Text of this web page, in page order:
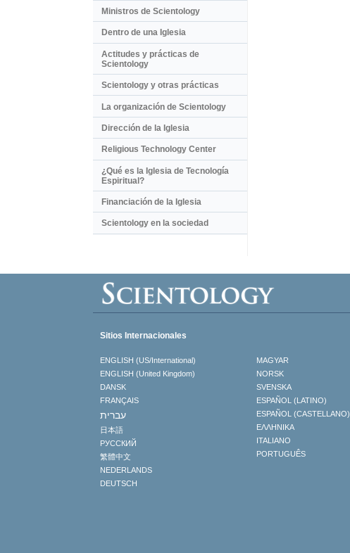
Ministros de Scientology
Dentro de una Iglesia
Actitudes y prácticas de
Scientology
Scientology y otras prácticas
La organización de Scientology
Dirección de la Iglesia
Religious Technology Center
¿Qué es la Iglesia de Tecnología
Espiritual?
Financiación de la Iglesia
Scientology en la sociedad
Sitios Internacionales
ENGLISH (US/International)
ENGLISH (United Kingdom)
DANSK
FRANÇAIS
עברית
日本語
РУССКИЙ
繁體中文
NEDERLANDS
DEUTSCH
MAGYAR
NORSK
SVENSKA
ESPAÑOL (LATINO)
ESPAÑOL (CASTELLANO)
ΕΛΛΗΝΙΚA
ITALIANO
PORTUGUÊS